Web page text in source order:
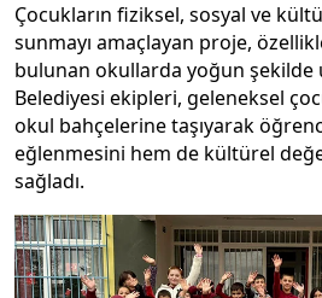
Çocukların fiziksel, sosyal ve
sunmayı amaçlayan proje,
bulunan okullarda yoğun şekilde
Belediyesi ekipleri, geleneksel
okul bahçelerine taşıyarak
eğlenmesini hem de kültürel
sağladı.